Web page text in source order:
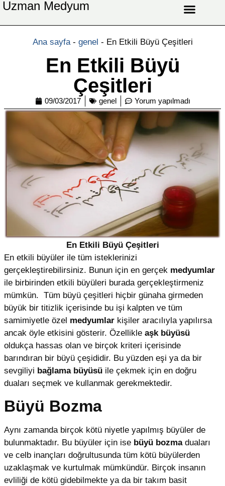
Uzman Medyum
Ana sayfa- genel - En Etkili Büyü Çeşitleri
En Etkili Büyü
Çeşitleri
09/03/2017 genel Yorum yapılmadı
En Etkili Büyü Çeşitleri
En etkili büyüler ile tüm isteklerinizi
gerçekleştirebilirsiniz. Bunun için en gerçek medyumlar
ile birbirinden etkili büyüleri burada gerçekleştirmeniz
mümkün. Tüm büyü çeşitleri hiçbir günaha girmeden
büyük bir titizlik içerisinde bu işi kalpten ve tüm
samimiyetle özel medyumlar kişiler aracılıyla yapılırsa
ancak öyle etkisini gösterir. Özellikle aşk büyüsü
oldukça hassas olan ve birçok kriteri içerisinde
barındıran bir büyü çeşididir. Bu yüzden eşi ya da bir
sevgiliyi bağlama büyüsü ile çekmek için en doğru
duaları seçmek ve kullanmak gerekmektedir.
Büyü Bozma
Aynı zamanda birçok kötü niyetle yapılmış büyüler de
bulunmaktadır. Bu büyüler için ise büyü bozmaduaları
ve celb inançları doğrultusunda tüm kötü büyülerden
uzaklaşmak ve kurtulmak mümkündür. Birçok insanın
evliliği de kötü gidebilmekte ya da bir takım basit